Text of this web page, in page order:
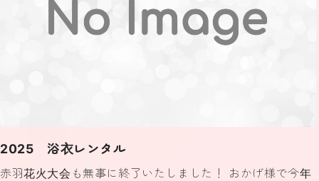
2025 浴衣レンタル
赤羽花火大会も無事に終了いたしました！ おかげ様で今年